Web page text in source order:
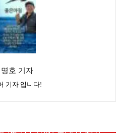
명호 기자
기자 입니다!
’ 37기 기본교육 참여자 모
집
새로운 지평’ 초대전 참가…